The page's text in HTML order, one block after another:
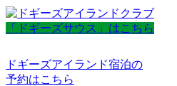
「ドギーズサウス」はこちら
ドギーズアイランド宿泊の
予約はこちら